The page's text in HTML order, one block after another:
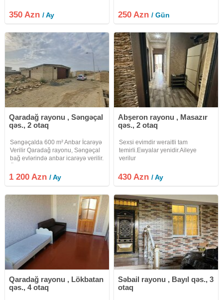
yanındakı addelni heyet evi kiraye
verilir. İki otaq, kuxnya, kalidor, ev
350 Azn/ Ay
desilir hemcin isdi hovuz təşkil
edirik minum 5 nəfərlik veeyaxud
250 Azn/ Gün
Qaradağ rayonu , Səngəçal
qəs., 2 otaq
Səngəçalda 600 m² Anbar İcarəyə
Verilir Qaradağ rayonu, Səngəçal
bağ evlərində anbar icarəyə verilir.
Hündürlük: 4 metr Depo, anbar,
material və məhsul saxlamaq
1 200 Azn/ Ay
Abşeron rayonu , Masazır
qəs., 2 otaq
Sexsi evimdir weraitli tam
temirli.Ewyalar yenidir.Aileye
verilur
430 Azn/ Ay
Qaradağ rayonu , Lökbatan
qəs., 4 otaq
Səbail rayonu , Bayıl qəs., 3
otaq